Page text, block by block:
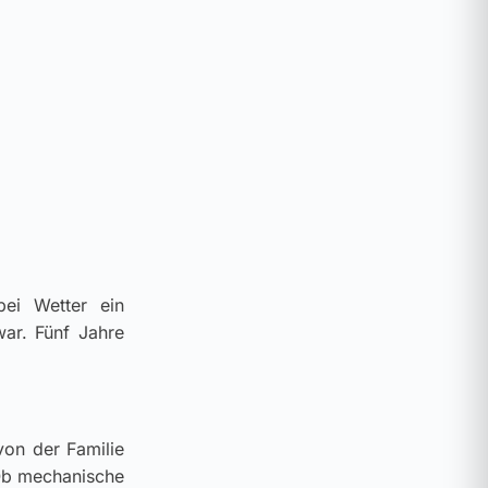
Wetter ein
Fünf Jahre
der Familie
mechanische